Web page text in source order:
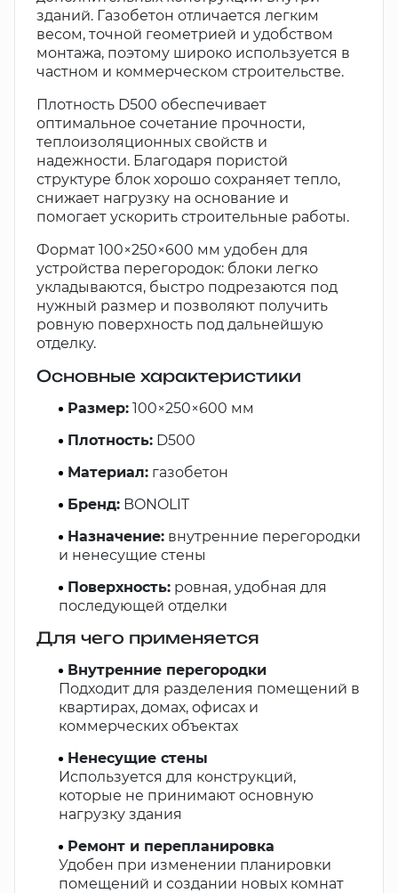
зданий. Газобетон отличается легким
весом, точной геометрией и удобством
монтажа, поэтому широко используется в
частном и коммерческом строительстве.
Плотность D500 обеспечивает
оптимальное сочетание прочности,
теплоизоляционных свойств и
надежности. Благодаря пористой
структуре блок хорошо сохраняет тепло,
снижает нагрузку на основание и
помогает ускорить строительные работы.
Формат 100×250×600 мм удобен для
устройства перегородок: блоки легко
укладываются, быстро подрезаются под
нужный размер и позволяют получить
ровную поверхность под дальнейшую
отделку.
Основные характеристики
Размер: 100×250×600 мм
Плотность: D500
Материал: газобетон
Бренд: BONOLIT
Назначение: внутренние перегородки
и ненесущие стены
Поверхность: ровная, удобная для
последующей отделки
Для чего применяется
Внутренние перегородки
Подходит для разделения помещений в
квартирах, домах, офисах и
коммерческих объектах
Ненесущие стены
Используется для конструкций,
которые не принимают основную
нагрузку здания
Ремонт и перепланировка
Удобен при изменении планировки
помещений и создании новых комнат